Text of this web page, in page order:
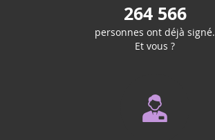
264 566
personnes ont déjà signé.
Et vous ?